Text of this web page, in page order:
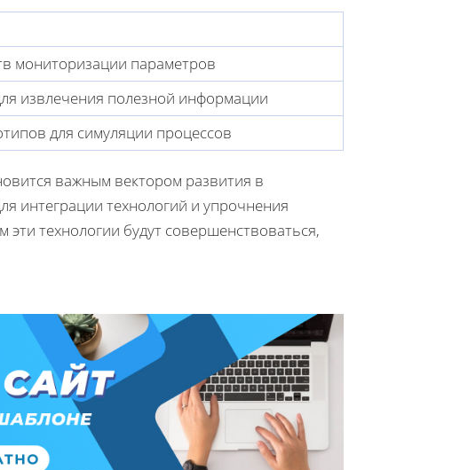
мониторизации параметров
извлечения полезной информации
для симуляции процессов
важным вектором развития в
интеграции технологий и упрочнения
технологии будут совершенствоваться,